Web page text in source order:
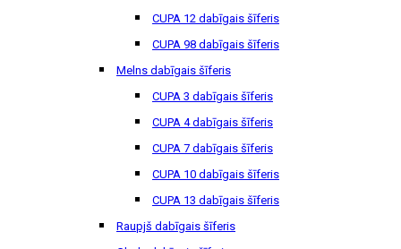
CUPA 12 dabīgais šīferis
CUPA 98 dabīgais šīferis
Melns dabīgais šīferis
CUPA 3 dabīgais šīferis
CUPA 4 dabīgais šīferis
CUPA 7 dabīgais šīferis
CUPA 10 dabīgais šīferis
CUPA 13 dabīgais šīferis
Raupjš dabīgais šīferis